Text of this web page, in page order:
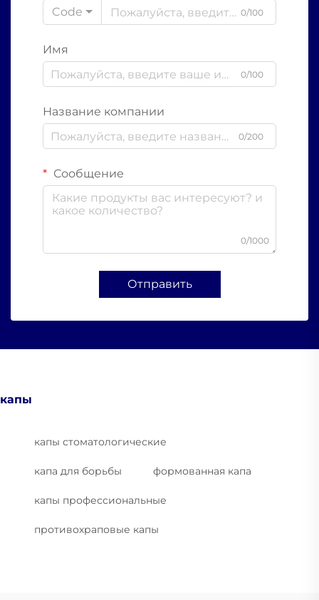
Code 0/100
Имя
0/100
Название компании
0/200
Сообщение
0/1000
Отправить
капы
капы стоматологические
капа для борьбы формованная капа
капы профессиональные
противохраповые капы